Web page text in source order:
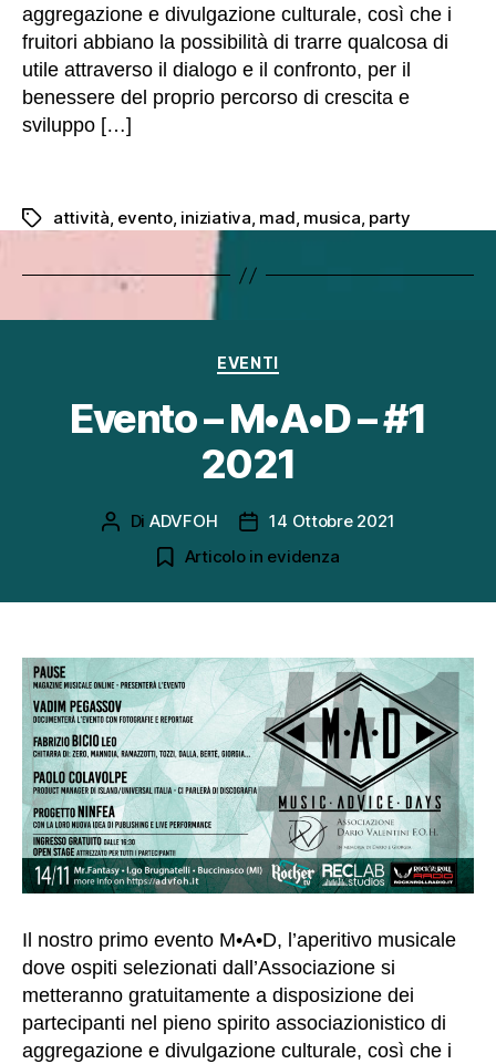
aggregazione e divulgazione culturale, così che i
fruitori abbiano la possibilità di trarre qualcosa di
utile attraverso il dialogo e il confronto, per il
benessere del proprio percorso di crescita e
sviluppo […]
Tag attività, evento, iniziativa, mad, musica, party
Categorie
EVENTI
Evento – M•A•D – #1
2021
Autore
articolo
Di ADVFOH
Data
dell'articolo
14 Ottobre 2021
Articolo in evidenza
Il nostro primo evento M•A•D, l’aperitivo musicale
dove ospiti selezionati dall’Associazione si
metteranno gratuitamente a disposizione dei
partecipanti nel pieno spirito associazionistico di
aggregazione e divulgazione culturale, così che i